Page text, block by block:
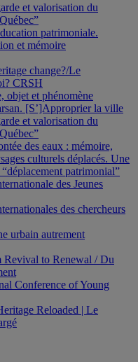
et valorisation du
patrimoniale.
et mémoire
change?/Le
CRSH
et phénomène
[S’]Approprier la ville
et valorisation du
des eaux : mémoire,
culturels déplacés. Une
patrimonial”
des Jeunes
des chercheurs
urbain autrement
to Renewal / Du
Conference of Young
Reloaded | Le